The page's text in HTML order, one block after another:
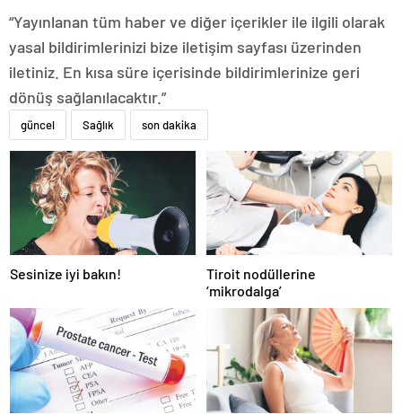
“Yayınlanan tüm haber ve diğer içerikler ile ilgili olarak
yasal bildirimlerinizi bize iletişim sayfası üzerinden
iletiniz. En kısa süre içerisinde bildirimlerinize geri
dönüş sağlanılacaktır.”
güncel Sağlık son dakika
Sesinize iyi bakın!
Tiroit nodüllerine
‘mikrodalga’